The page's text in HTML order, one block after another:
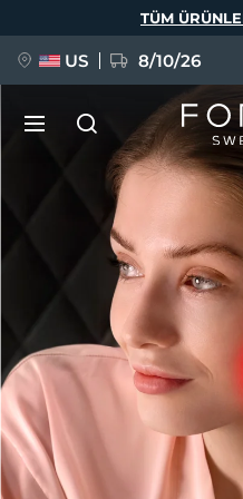
TÜM
US 8/10/26
FAQ™ Pure Beauty-
BREAKING NEWS
issa™ Teeth
Dil Seçimi
Français
Polski
Türkçe
简体中文